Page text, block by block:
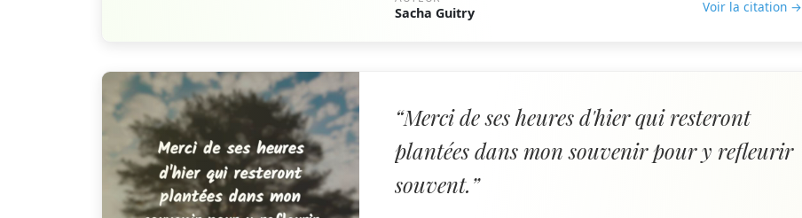
Sacha Guitry Voir la citation →
“Merci de ses heures d'hier qui resteront
plantées dans mon souvenir pour y refleurir
souvent.”